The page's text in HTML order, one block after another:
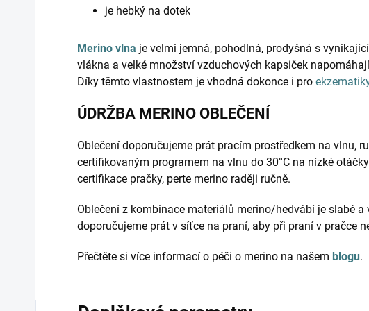
je hebký na dotek
Merino vlna je velmi jemná, pohodlná, prodyšná s
vlákna a velké množství vzduchových kapsiček
Díky těmto vlastnostem je vhodná dokonce i pro
ÚDRŽBA MERINO OBLEČENÍ
Oblečení doporučujeme prát pracím prostředkem na vlnu,
certifikovaným programem na vlnu do 30°C na nízké
certifikace pračky, perte merino raději ručně.
Oblečení z kombinace materiálů merino/hedvábí je slabé a
doporučujeme prát v síťce na praní, aby při praní v pračce
Přečtěte si více informací o péči o merino na našem blogu.